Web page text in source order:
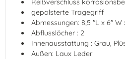
Reißverschluss
gepolsterte Tragegriff
Abmessungen: 8,5 "L x 6" W
Abflusslöcher : 2
Innenausstattung : Grau,
Außen: Laux Leder